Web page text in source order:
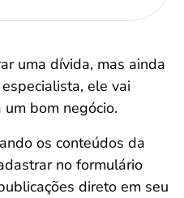
uma dívida, mas ainda
ele vai
bom negócio.
os conteúdos da
no formulário
direto em seu